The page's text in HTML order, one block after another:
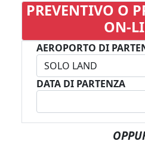
PREVENTIVO O
ON-
AEROPORTO DI
DATA DI PARTENZA